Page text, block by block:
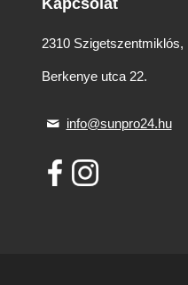
Kapcsolat
2310 Szigetszentmiklós,
Berkenye utca 22.
info@sunpro24.hu